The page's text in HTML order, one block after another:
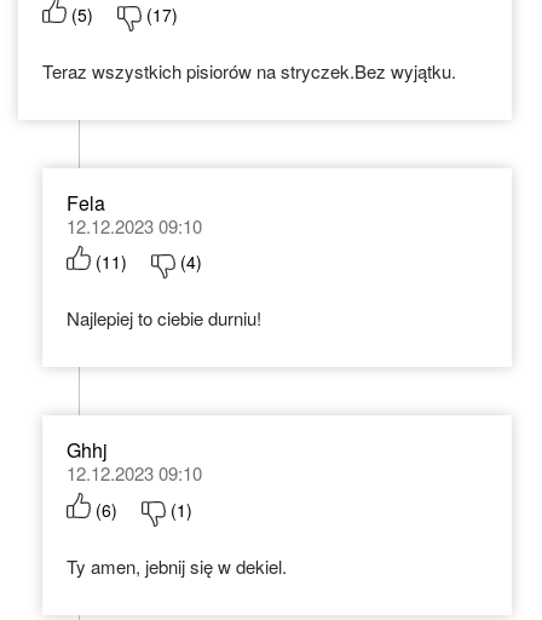
(5) (17)
Teraz wszystkich pisiorów na stryczek.Bez wyjątku.
Fela
12.12.2023 09:10
(11) (4)
Najlepiej to ciebie durniu!
Ghhj
12.12.2023 09:10
(6) (1)
Ty amen, jebnij się w dekiel.